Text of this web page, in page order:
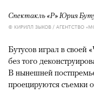
Спектакль «Р» Юрия
© КИРИЛЛ ЗЫКОВ / АГЕНТСТВО
Бутусов играл в
без того
В нынешней
проецируются съемки